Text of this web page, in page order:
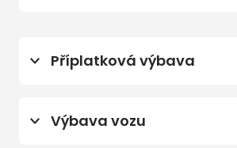
Příplatková výbava
jízdního režimu)
Výbava vozu